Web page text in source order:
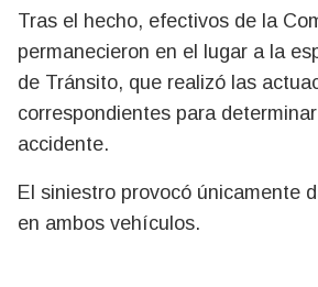
Tras el hecho, efectivos de la
permanecieron en el lugar a la
de Tránsito, que realizó las
correspondientes para
accidente.
El siniestro provocó únicamente
en ambos vehículos.